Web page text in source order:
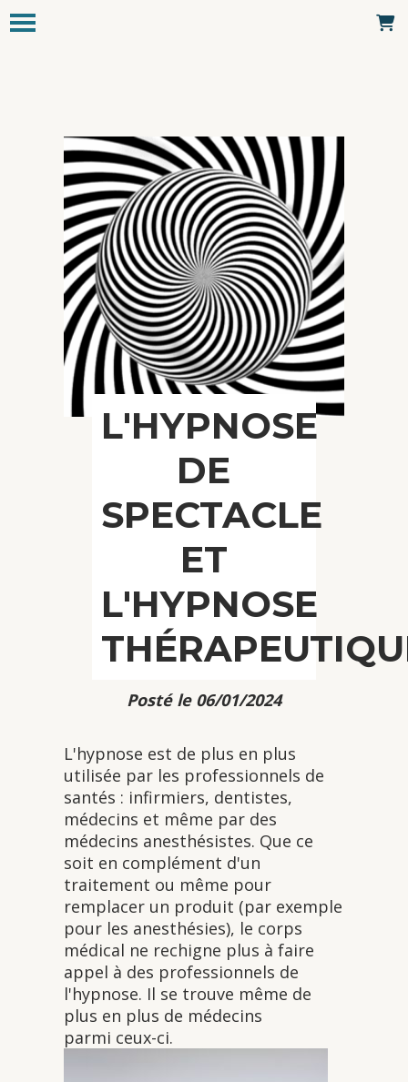
L'HYPNOSE
DE
SPECTACLE
ET
L'HYPNOSE
Posté le 06/01/2024
L'hypnose est de plus en plus
utilisée par les professionnels de
santés : infirmiers, dentistes,
médecins et même par des
médecins anesthésistes. Que ce
soit en complément d'un
traitement ou même pour
remplacer un produit (par exemple
pour les anesthésies), le corps
médical ne rechigne plus à faire
appel à des professionnels de
l'hypnose. Il se trouve même de
plus en plus de médecins
parmi ceux-ci.